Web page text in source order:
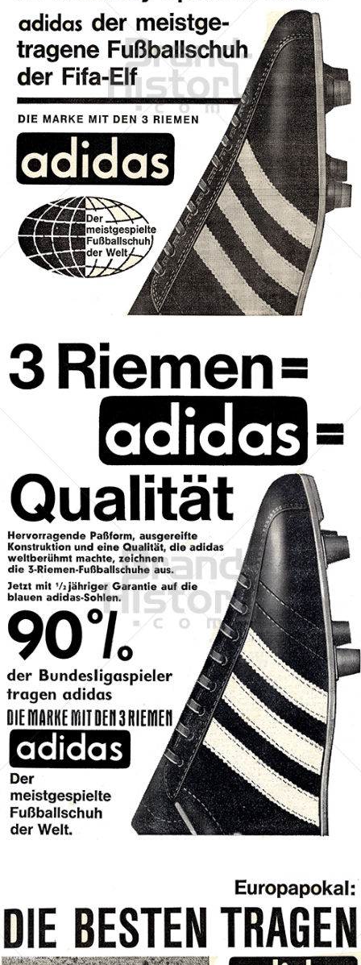
adidas adidas-Salomon AG 1963
Bild-ID: 70126
adidas adidas-Salomon AG 1963
Bild-ID: 70135